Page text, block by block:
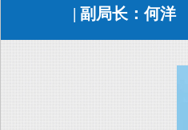
| 副局长：何洋